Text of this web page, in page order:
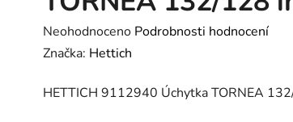
Průměrné
hodnocení
je
Neohodnoceno Podrobnosti hodnocení
Značka: Hettich
HETTICH 9112940 Úchytka TORNEA